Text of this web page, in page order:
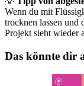
Wenn du mit
trocknen lassen und
Projekt sieht wieder
Das könnte dir